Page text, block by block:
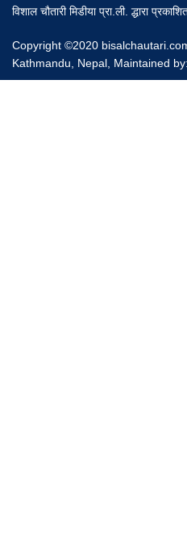
विशाल चौतारी मिडीया प्रा.ली. द्धारा
Copyright ©2020
Kathmandu, Nepal, Maintained by: